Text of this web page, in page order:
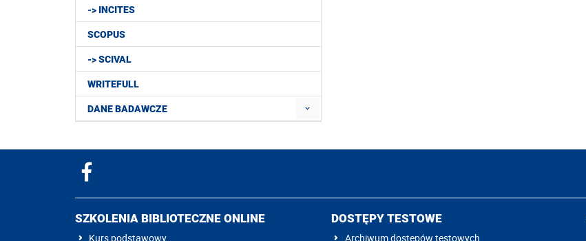
-> INCITES
SCOPUS
-> SCIVAL
WRITEFULL
DANE BADAWCZE
SZKOLENIA BIBLIOTECZNE ONLINE
Kurs podstawowy
DOSTĘPY TESTOWE
Archiwum dostępów testowych